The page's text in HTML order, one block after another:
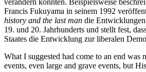
Francis Fukuyama in seinem 1992
history and the last man die
19. und 20. Jahrhunderts und stellt fest,
Staates die Entwicklung zur liberalen
What I suggested had come to an end was
events, even large and grave events, but